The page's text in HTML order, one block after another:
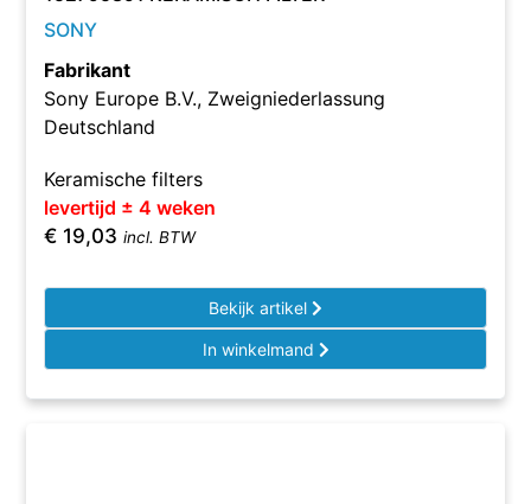
SONY
Fabrikant
Sony Europe B.V., Zweigniederlassung
Deutschland
Keramische filters
levertijd ± 4 weken
€ 19,03 incl. BTW
Bekijk artikel
In winkelmand